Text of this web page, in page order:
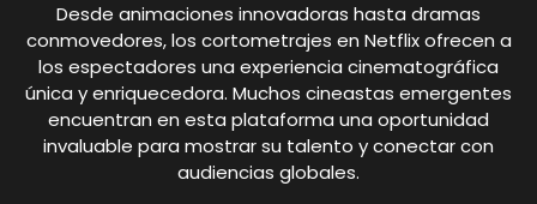
Desde animaciones innovadoras hasta dramas
conmovedores, los cortometrajes en Netflix ofrecen a
los espectadores una experiencia cinematográfica
única y enriquecedora. Muchos cineastas emergentes
encuentran en esta plataforma una oportunidad
invaluable para mostrar su talento y conectar con
audiencias globales.